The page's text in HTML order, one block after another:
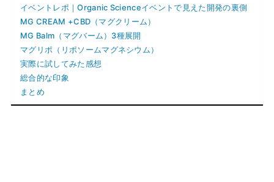
イベントレポ｜Organic Scienceイベントで見えた開発の裏側
MG CREAM +CBD（マグクリーム）
MG Balm（マグバーム）3種展開
マグリポ（リポソームマグネシウム）
実際に試してみた感想
総合的な印象
まとめ